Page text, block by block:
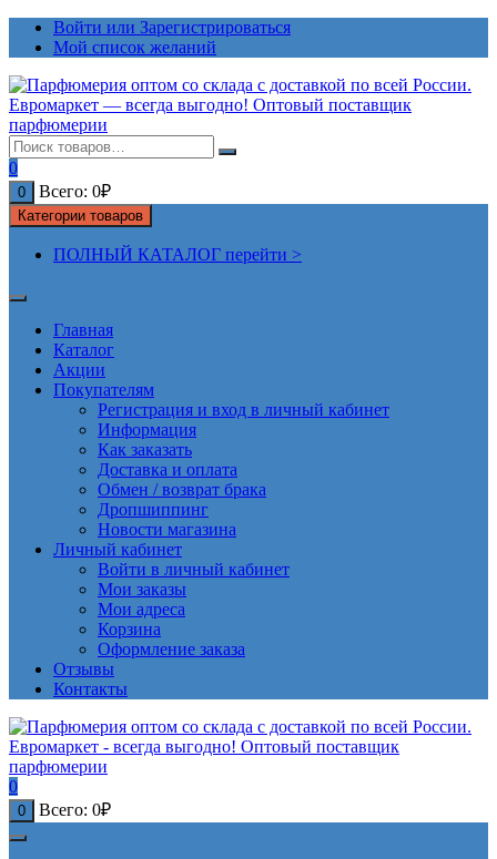
ПерейтиВойти или Зарегистрироваться
Мой список желаний
0
0 Всего: 0₽
Категории товаров
ПОЛНЫЙ КАТАЛОГ перейти >
Главная
Каталог
Акции
Покупателям
Регистрация и вход в личный кабинет
Информация
Как заказать
Доставка и оплата
Обмен / возврат брака
Дропшиппинг
Новости магазина
Личный кабинет
Войти в личный кабинет
Мои заказы
Мои адреса
Корзина
Оформление заказа
Отзывы
Контакты
0
0 Всего: 0₽